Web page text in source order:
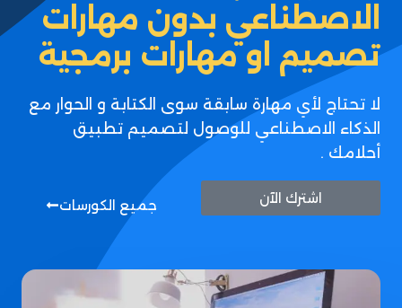
الاصطناعي بدون مهارات
تصميم او مهارات برمجية
لا تحتاج لأي مهارة سابقة سوى الكتابة و الحوار مع
الذكاء الاصطناعي للوصول لتصميم تطبيق
أحلامك .
اشترك الآن جميع الكورسات